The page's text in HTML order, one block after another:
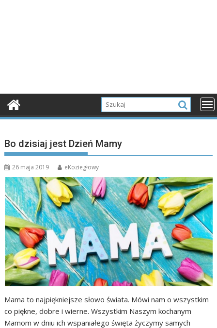
Bo dzisiaj jest Dzień Mamy
26 maja 2019 eKoziegłowy
Mama to najpiękniejsze słowo świata. Mówi nam o wszystkim
co piękne, dobre i wierne. Wszystkim Naszym kochanym
Mamom w dniu ich wspaniałego święta życzymy samych